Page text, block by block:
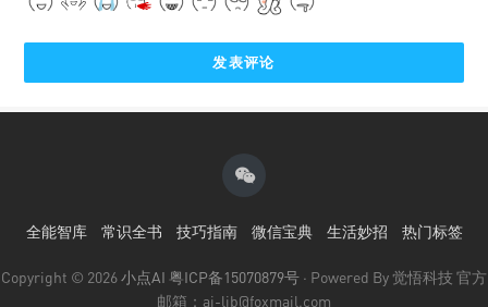
全能智库 常识全书 技巧指南 微信宝典 生活妙招 热门标签
Copyright © 2026小点AI 粤ICP备15070879号 · Powered By 觉悟科技 官方
邮箱：ai-lib@foxmail.com